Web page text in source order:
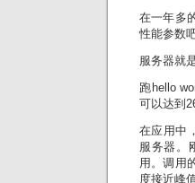
在一年多
性能参数
服务器就
跑hello
可以达到
在应用中
服务器。
用。调用
度接近峰